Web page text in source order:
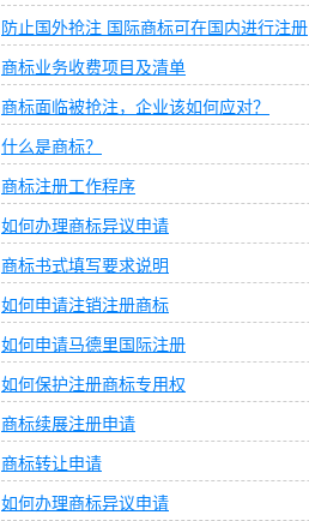
防止国外抢注 国际商标可在国内进行注册
商标业务收费项目及清单
商标面临被抢注，企业该如何应对？
什么是商标？
商标注册工作程序
如何办理商标异议申请
商标书式填写要求说明
如何申请注销注册商标
如何申请马德里国际注册
如何保护注册商标专用权
商标续展注册申请
商标转让申请
如何办理商标异议申请